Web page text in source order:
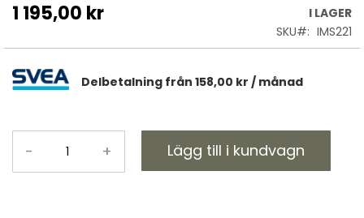
1 195,00 kr
I LAGER
SKU
IMS221
Delbetalning från 158,00 kr / månad
- + Lägg till i kundvagn